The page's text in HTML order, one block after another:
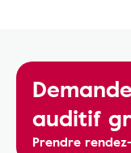
auditif
Prendre